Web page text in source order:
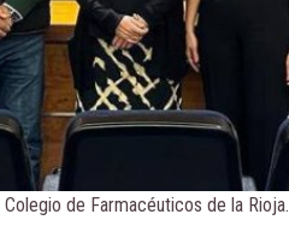
de Farmacéuticos de la Rioja.